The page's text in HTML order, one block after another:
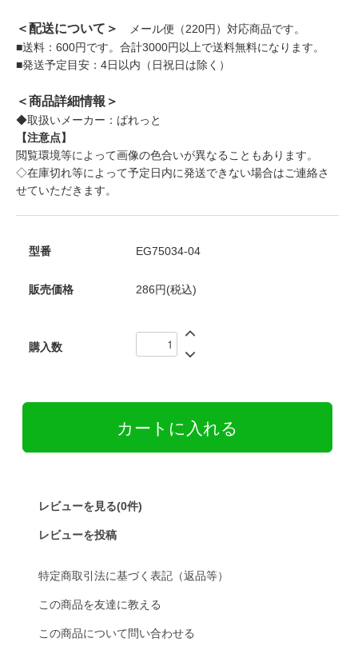
＜配送について＞
メール便（220円）対応商品です。
■送料：600円です。合計3000円以上で送料無料になります。
■発送予定目安：4日以内（日祝日は除く）
＜商品詳細情報＞
◆取扱いメーカー：ぱれっと
【注意点】
閲覧環境等によって画像の色合いが異なることもあります。
◇在庫切れ等によって予定日内に発送できない場合はご連絡さ
せていただきます。
型番 EG75034-04
販売価格 286円(税込)
購入数
レビューを見る(0件)
レビューを投稿
特定商取引法に基づく表記（返品等）
この商品を友達に教える
この商品について問い合わせる